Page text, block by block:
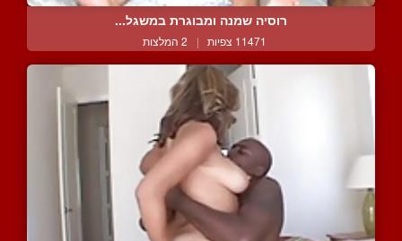
רוסיה שמנה ומבוגרת במשגל...
11471 צפיות | 2 המלצות